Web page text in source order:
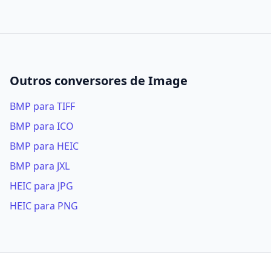
Outros conversores de Image
BMP para TIFF
BMP para ICO
BMP para HEIC
BMP para JXL
HEIC para JPG
HEIC para PNG